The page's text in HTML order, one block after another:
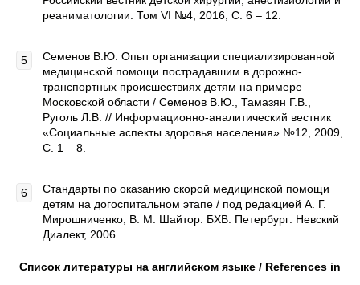
реаниматологии. Том VI №4, 2016, С. 6 – 12.
Семенов В.Ю. Опыт организации специализированной
медицинской помощи пострадавшим в дорожно-
транспортных происшествиях детям на примере
Московской области / Семенов В.Ю., Тамазян Г.В.,
Руголь Л.В. // Информационно-аналитический вестник
«Социальные аспекты здоровья населения» №12, 2009,
С. 1 – 8.
Стандарты по оказанию скорой медицинской помощи
детям на догоспитальном этапе / под редакцией А. Г.
Мирошниченко, В. М. Шайтор. БХВ. Петербург: Невский
Диалект, 2006.
Список литературы на английском языке / References in